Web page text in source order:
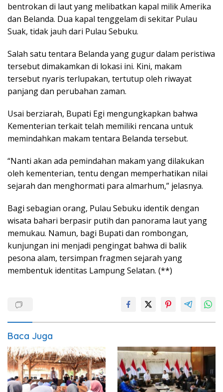
bentrokan di laut yang melibatkan kapal milik Amerika
dan Belanda. Dua kapal tenggelam di sekitar Pulau
Suak, tidak jauh dari Pulau Sebuku.
Salah satu tentara Belanda yang gugur dalam peristiwa
tersebut dimakamkan di lokasi ini. Kini, makam
tersebut nyaris terlupakan, tertutup oleh riwayat
panjang dan perubahan zaman.
Usai berziarah, Bupati Egi mengungkapkan bahwa
Kementerian terkait telah memiliki rencana untuk
memindahkan makam tentara Belanda tersebut.
“Nanti akan ada pemindahan makam yang dilakukan
oleh kementerian, tentu dengan memperhatikan nilai
sejarah dan menghormati para almarhum,” jelasnya.
Bagi sebagian orang, Pulau Sebuku identik dengan
wisata bahari berpasir putih dan panorama laut yang
memukau. Namun, bagi Bupati dan rombongan,
kunjungan ini menjadi pengingat bahwa di balik
pesona alam, tersimpan fragmen sejarah yang
membentuk identitas Lampung Selatan. (**)
Baca Juga